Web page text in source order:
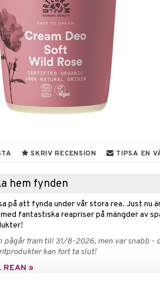
SKRIV RECENSION TIPSA EN
hem fynden
på att fynda under vår stora rea. Just nu
fantastiska reapriser på mängder av
pågår fram till 31/8-2026, men var snabb -
kan fort ta slut!
REAN »